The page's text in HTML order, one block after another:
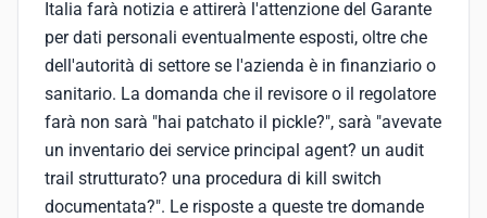
Italia farà notizia e attirerà l'attenzione del Garante
per dati personali eventualmente esposti, oltre che
dell'autorità di settore se l'azienda è in finanziario o
sanitario. La domanda che il revisore o il regolatore
farà non sarà "hai patchato il pickle?", sarà "avevate
un inventario dei service principal agent? un audit
trail strutturato? una procedura di kill switch
documentata?". Le risposte a queste tre domande